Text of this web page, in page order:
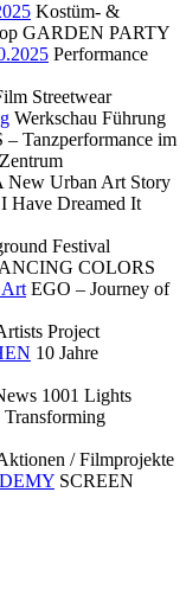
Kostüm- &
GARDEN PARTY
Performance
Streetwear
Werkschau Führung
Tanzperformance im
New Urban Art Story
I Have Dreamed It
Festival
COLORS
Art EGO – Journey of
Project
10 Jahre
1001 Lights
Transforming
/ Filmprojekte
SCREEN